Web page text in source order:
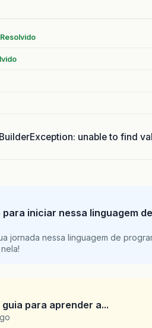
Resolvido
unable to find
iniciar nessa linguagem de
jornada nessa linguagem de
para aprender a...